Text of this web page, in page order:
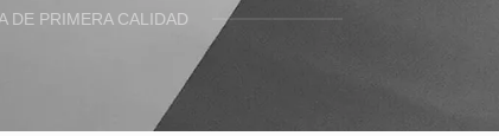
DE PRIMERA CALIDAD